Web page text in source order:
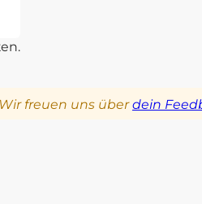
freuen uns überdein